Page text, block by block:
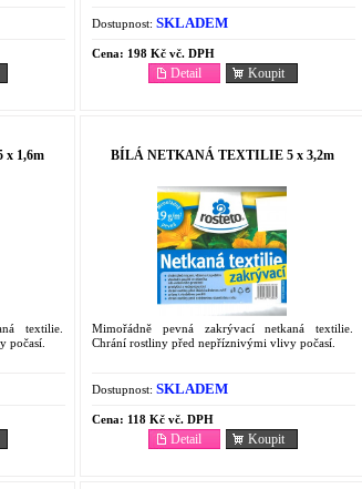
Dostupnost: SKLADEM
Cena: 198 Kč vč. DPH
Koupit
Detail
1,6m
textilie.
počasí.
BÍLÁ NETKANÁ TEXTILIE 5 x 3,2m
Mimořádně pevná zakrývací netkaná textilie.
Chrání rostliny před nepříznivými vlivy počasí.
Dostupnost: SKLADEM
Cena: 118 Kč vč. DPH
Koupit
Detail